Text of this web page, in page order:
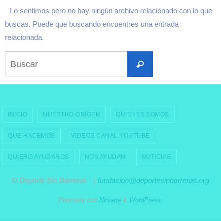
Lo sentimos pero no hay ningún archivo relacionado con lo que
buscas. Puede que buscando encuentres una entrada
relacionada.
Buscar
INICIO NUESTRO ORIGEN QUIENES SOMOS
QUE HACEMOS VIDEOS CANAL YOUTUBE
QUIERO AYUDAROS NOS AYUDAN NOTICIAS
© Deporte Sin Barreras · | fundacion@deportesinbarreras.org
Funciona con Nirvana& WordPress.